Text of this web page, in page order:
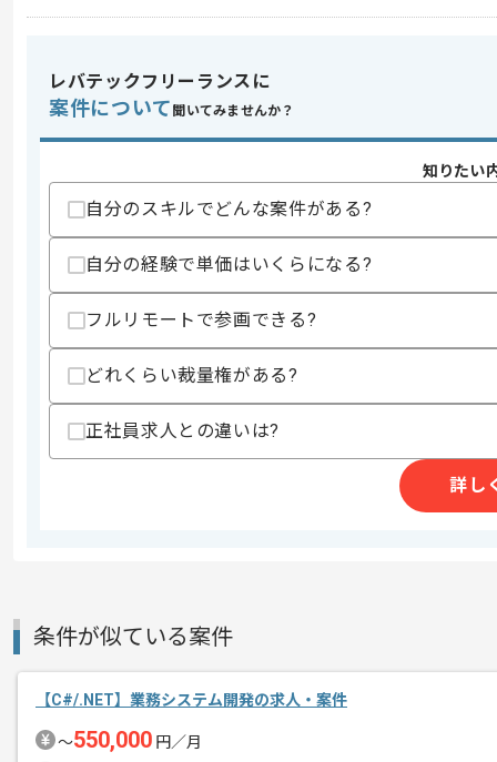
・詳細設計書を作成できる方
・List Creator、Excel（VBA）のご経験
スキルに不安がある方へ
精算・お支払い
精算基準時間
支払いサイト
15日
メント
レバテックフリーランスに
案件について 聞いてみませんか？
知りたい
自分のスキルでどんな案件がある?
自分の経験で単価はいくらになる?
フルリモートで参画できる?
どれくらい裁量権がある?
正社員求人との違いは?
詳し
条件が似ている案件
【C#/.NET】業務システム開発の求人・案件
〜550,000 円／月